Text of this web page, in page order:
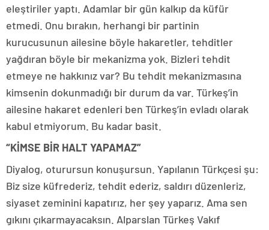
eleştiriler yaptı. Adamlar bir gün kalkıp da küfür
etmedi. Onu bırakın, herhangi bir partinin
kurucusunun ailesine böyle hakaretler, tehditler
yağdıran böyle bir mekanizma yok. Bizleri tehdit
etmeye ne hakkınız var? Bu tehdit mekanizmasına
kimsenin dokunmadığı bir durum da var. Türkeş’in
ailesine hakaret edenleri ben Türkeş’in evladı olarak
kabul etmiyorum. Bu kadar basit.
“KİMSE BİR HALT YAPAMAZ”
Diyalog, oturursun konuşursun. Yapılanın Türkçesi şu:
Biz size küfrederiz, tehdit ederiz, saldırı düzenleriz,
siyaset zeminini kapatırız, her şey yaparız. Ama sen
gıkını çıkarmayacaksın. Alparslan Türkeş Vakıf